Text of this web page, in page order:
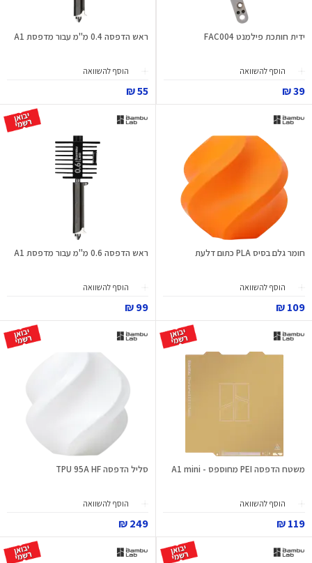
ידית חותכת פילמנט FAC004
הוסף להשוואה
39 ₪
ראש הדפסה 0.4 מ"מ עבור מדפסת A1
הוסף להשוואה
55 ₪
חומר גלם בסיס PLA כתום דלעת
הוסף להשוואה
109 ₪
ראש הדפסה 0.6 מ"מ עבור מדפסת A1
הוסף להשוואה
99 ₪
משטח הדפסה PEI מחוספס - A1 mini
הוסף להשוואה
119 ₪
סליל הדפסה TPU 95A HF
הוסף להשוואה
249 ₪